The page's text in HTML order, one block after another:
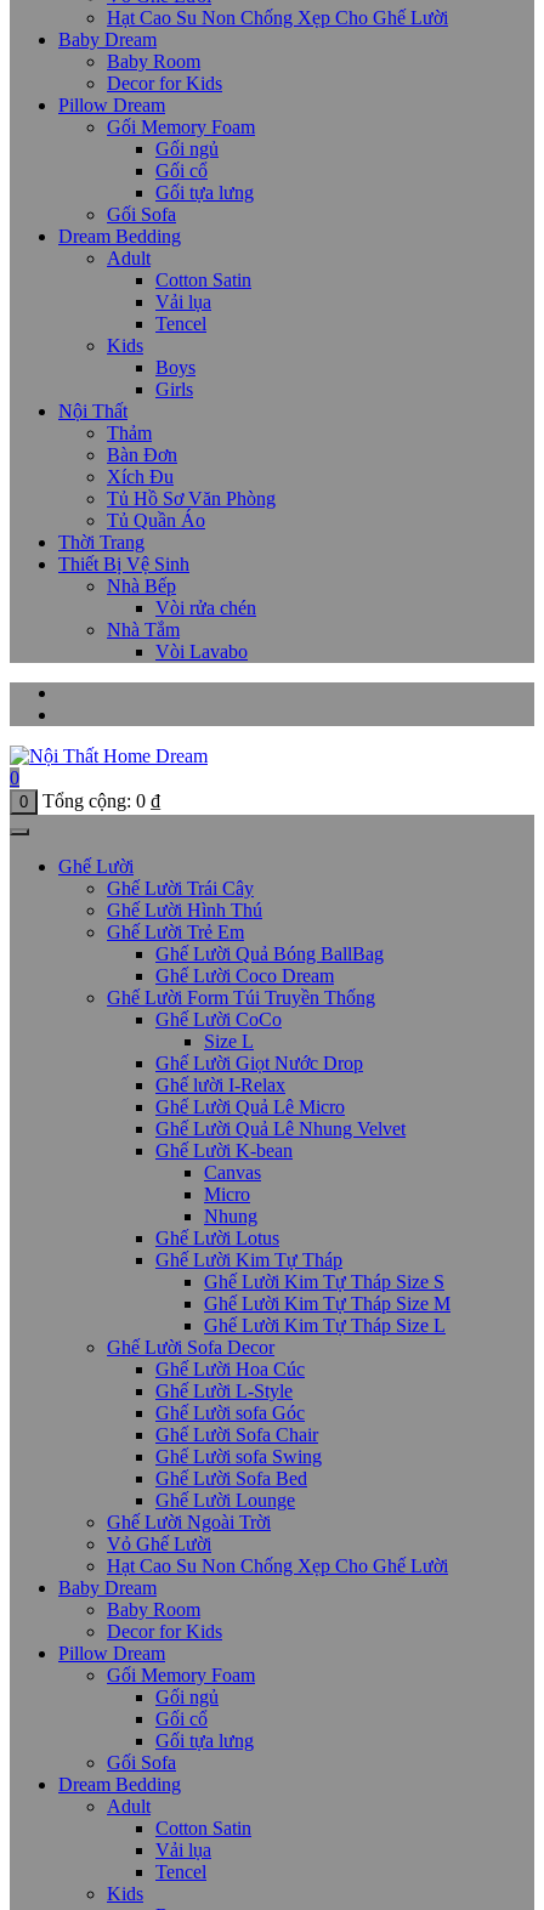
Hạt Cao Su Non Chống Xẹp Cho Ghế Lười
Baby Dream
Baby Room
Decor for Kids
Pillow Dream
Gối Memory Foam
Gối ngủ
Gối cổ
Gối tựa lưng
Gối Sofa
Dream Bedding
Adult
Cotton Satin
Vải lụa
Tencel
Kids
Boys
Girls
Nội Thất
Thảm
Bàn Đơn
Xích Đu
Tủ Hồ Sơ Văn Phòng
Tủ Quần Áo
Thời Trang
Thiết Bị Vệ Sinh
Nhà Bếp
Vòi rửa chén
Nhà Tắm
Vòi Lavabo
0
0 Tổng cộng: 0 ₫
Ghế Lười
Ghế Lười Trái Cây
Ghế Lười Hình Thú
Ghế Lười Trẻ Em
Ghế Lười Quả Bóng BallBag
Ghế Lười Coco Dream
Ghế Lười Form Túi Truyền Thống
Ghế Lười CoCo
Size L
Ghế Lười Giọt Nước Drop
Ghế lười I-Relax
Ghế Lười Quả Lê Micro
Ghế Lười Quả Lê Nhung Velvet
Ghế Lười K-bean
Canvas
Micro
Nhung
Ghế Lười Lotus
Ghế Lười Kim Tự Tháp
Ghế Lười Kim Tự Tháp Size S
Ghế Lười Kim Tự Tháp Size M
Ghế Lười Kim Tự Tháp Size L
Ghế Lười Sofa Decor
Ghế Lười Hoa Cúc
Ghế Lười L-Style
Ghế Lười sofa Góc
Ghế Lười Sofa Chair
Ghế Lười sofa Swing
Ghế Lười Sofa Bed
Ghế Lười Lounge
Ghế Lười Ngoài Trời
Vỏ Ghế Lười
Hạt Cao Su Non Chống Xẹp Cho Ghế Lười
Baby Dream
Baby Room
Decor for Kids
Pillow Dream
Gối Memory Foam
Gối ngủ
Gối cổ
Gối tựa lưng
Gối Sofa
Dream Bedding
Adult
Cotton Satin
Vải lụa
Tencel
Kids